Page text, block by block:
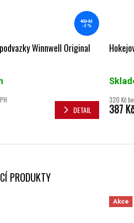
PRODUKTY
Akce
469 Kč
–9 %
Winnwell Original
DETAIL
320 Kč
387 Kč